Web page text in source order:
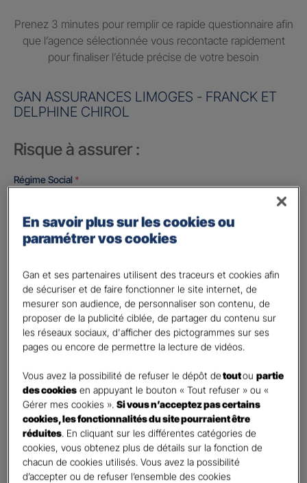
Prenez 3 minutes pour remplir ce rapide questionnaire afin
que l’agence sélectionnée vous recontacte rapidement
pour finaliser l’étude précise de votre besoin
GAN ASSURANCES LIMOGES - FRANCK ET
DELPHINE CHIROL
Risque à assurer :
Régime Social *
Régime des travailleurs non - salariés
Régime Agricole
Bénéficiaire(s) *
Moi
Conjoint
Enfant(s)
à les déclarer à votre Agent.
Vos informations :
Etes-vous déjà client Gan assurances ?*
Oui
Non
En savoir plus sur les cookies ou
paramétrer vos cookies
Gan et ses partenaires utilisent des traceurs et cookies afin
de sécuriser et de faire fonctionner le site internet, de
mesurer son audience, de personnaliser son contenu, de
proposer de la publicité ciblée, de partager du contenu sur
les réseaux sociaux, d'afficher des pictogrammes sur ses
pages ou encore de permettre la lecture de vidéos.
Vous avez la possibilité de refuser le dépôt detoutoupartie
des cookies en appuyant le bouton « Tout refuser » ou «
Gérer mes cookies ».Si vous n’acceptez pas certains
cookies, les fonctionnalités du site pourraient être
réduites. En cliquant sur les différentes catégories de
cookies, vous obtenez plus de détails sur la fonction de
chacun de cookies utilisés. Vous avez la possibilité
d’accepter ou de refuser l’ensemble des cookies